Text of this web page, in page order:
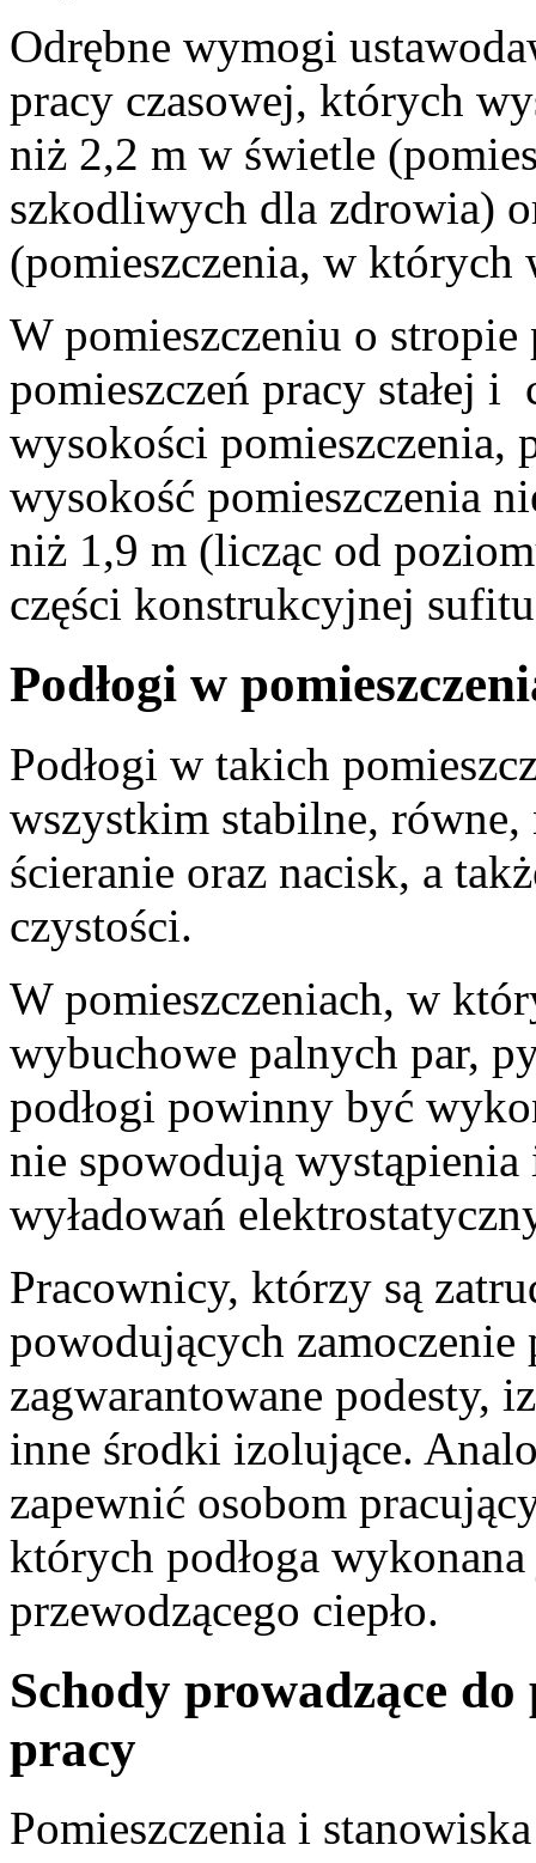
Odrębne wymogi
pracy czasowej, których
niż 2,2 m w świetle
szkodliwych dla zdrowia)
(pomieszczenia, w
W pomieszczeniu o
pomieszczeń pracy stałej i
wysokości pomieszczenia,
wysokość pomieszczenia
niż 1,9 m (licząc od
części konstrukcyjnej
Podłogi w
Podłogi w takich
wszystkim stabilne,
ścieranie oraz nacisk, a
czystości.
W pomieszczeniach, w
wybuchowe palnych par,
podłogi powinny być
nie spowodują
wyładowań
Pracownicy, którzy są
powodujących
zagwarantowane podesty,
inne środki izolujące.
zapewnić osobom
których podłoga
przewodzącego ciepło.
Schody prowadzące
pracy
Pomieszczenia i